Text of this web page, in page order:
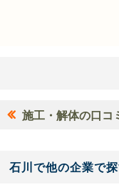
施工・解体の口コ
石川で他の企業で